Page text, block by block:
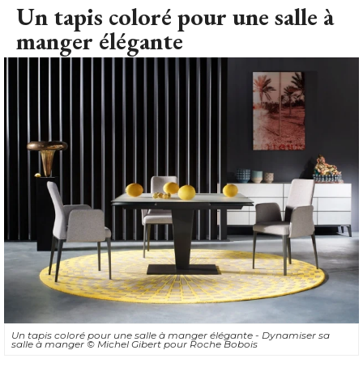
Un tapis coloré pour une salle à
manger élégante
Un tapis coloré pour une salle à manger élégante - Dynamiser sa
salle à manger © Michel Gibert pour Roche Bobois